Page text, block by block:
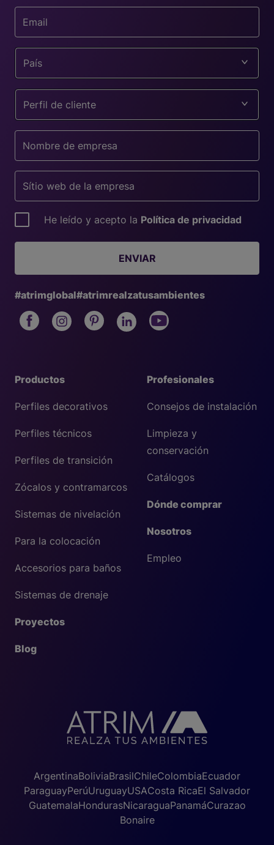
Profesionales
Consejos de instalación
Limpieza y
conservación
Catálogos
Dónde comprar
Nosotros
Empleo
Productos
Perfiles decorativos
Perfiles técnicos
Perfiles de transición
Zócalos y contramarcos
Sistemas de nivelación
Para la colocación
Accesorios para baños
Sistemas de drenaje
Proyectos
Blog
País
Perfil de cliente
He leído y acepto la Política de privacidad
ENVIAR
#atrimglobal#atrimrealzatusambientes
ArgentinaBoliviaBrasilChileColombiaEcuador
ParaguayPerúUruguayUSACosta RicaEl Salvador
GuatemalaHondurasNicaraguaPanamáCurazao
Bonaire